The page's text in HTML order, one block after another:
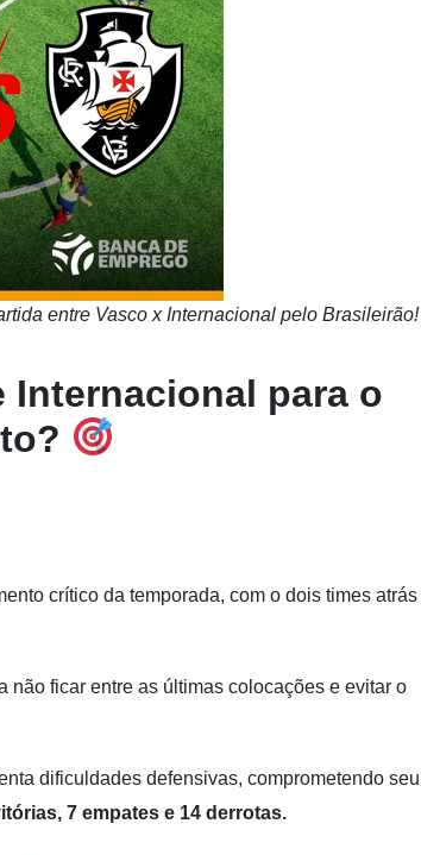
entre Vasco x Internacional pelo Brasileirão!
Internacional para o
crítico da temporada, com o dois times
não ficar entre as últimas colocações e evitar o
dificuldades defensivas, comprometendo seu
7 empates e 14 derrotas.